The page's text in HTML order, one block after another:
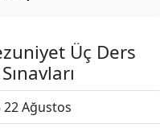
Üç Ders
22 Ağustos